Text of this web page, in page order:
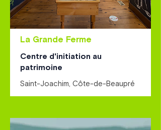
La Grande Ferme
Centre d'initiation au
patrimoine
Saint-Joachim, Côte-de-Beaupré